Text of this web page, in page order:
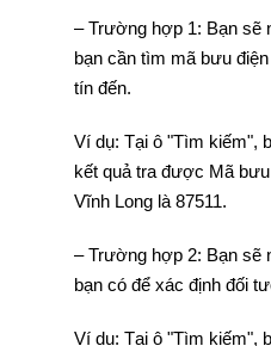
– Trường hợp 1: Bạn sẽ
bạn cần tìm mã bưu
tín đến.
Ví dụ: Tại ô "Tìm kiếm",
kết quả tra được Mã
Vĩnh Long là 87511.
– Trường hợp 2: Bạn sẽ
bạn có để xác định đối
Ví dụ: Tại ô "Tìm kiếm",